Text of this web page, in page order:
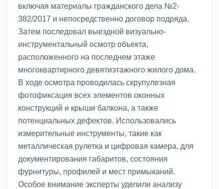
включая материалы гражданского дела №2-
382/2017 и непосредственно договор подряда.
Затем последовал выездной визуально-
инструментальный осмотр объекта,
расположенного на последнем этаже
многоквартирного девятиэтажного жилого дома.
В ходе осмотра проводилась скрупулезная
фотофиксация всех элементов оконных
конструкций и крыши балкона, а также
потенциальных дефектов. Использовались
измерительные инструменты, такие как
металлическая рулетка и цифровая камера, для
документирования габаритов, состояния
фурнитуры, профилей и мест примыканий.
Особое внимание эксперты уделили анализу